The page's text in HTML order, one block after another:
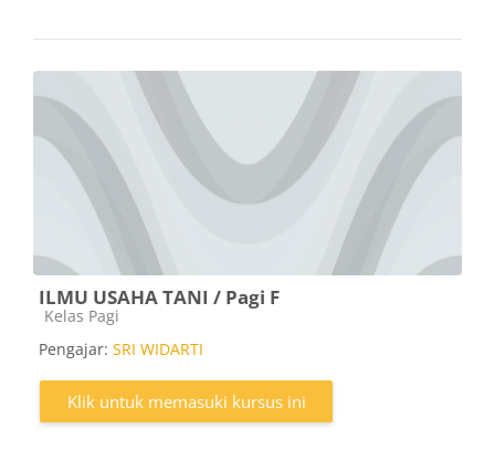
ILMU USAHA TANI / Pagi F
Kategori kursus
Kelas Pagi
Pengajar: SRI WIDARTI
Klik untuk memasuki kursus ini